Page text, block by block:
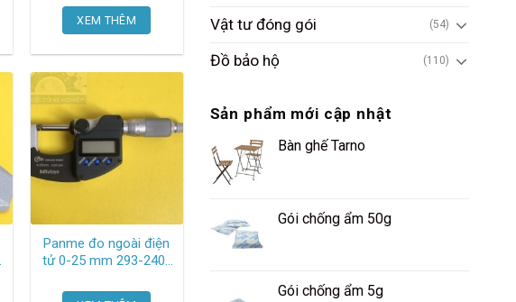
throat SM-114 Teclock
XEM THÊM
Panme đo ngoài điện
tử 0-25 mm 293-240-
Vật tư đóng gói (54)
Đồ bảo hộ (110)
Sản phẩm mới cập nhật
Bàn ghế Tarno
Gói chống ẩm 50g
Gói chống ẩm 5g